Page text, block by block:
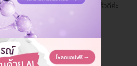
ละจองผ่าน HD ก็ง่าย สะดวก รวดเร็วดีค่ะ
Cleo Dent Dental